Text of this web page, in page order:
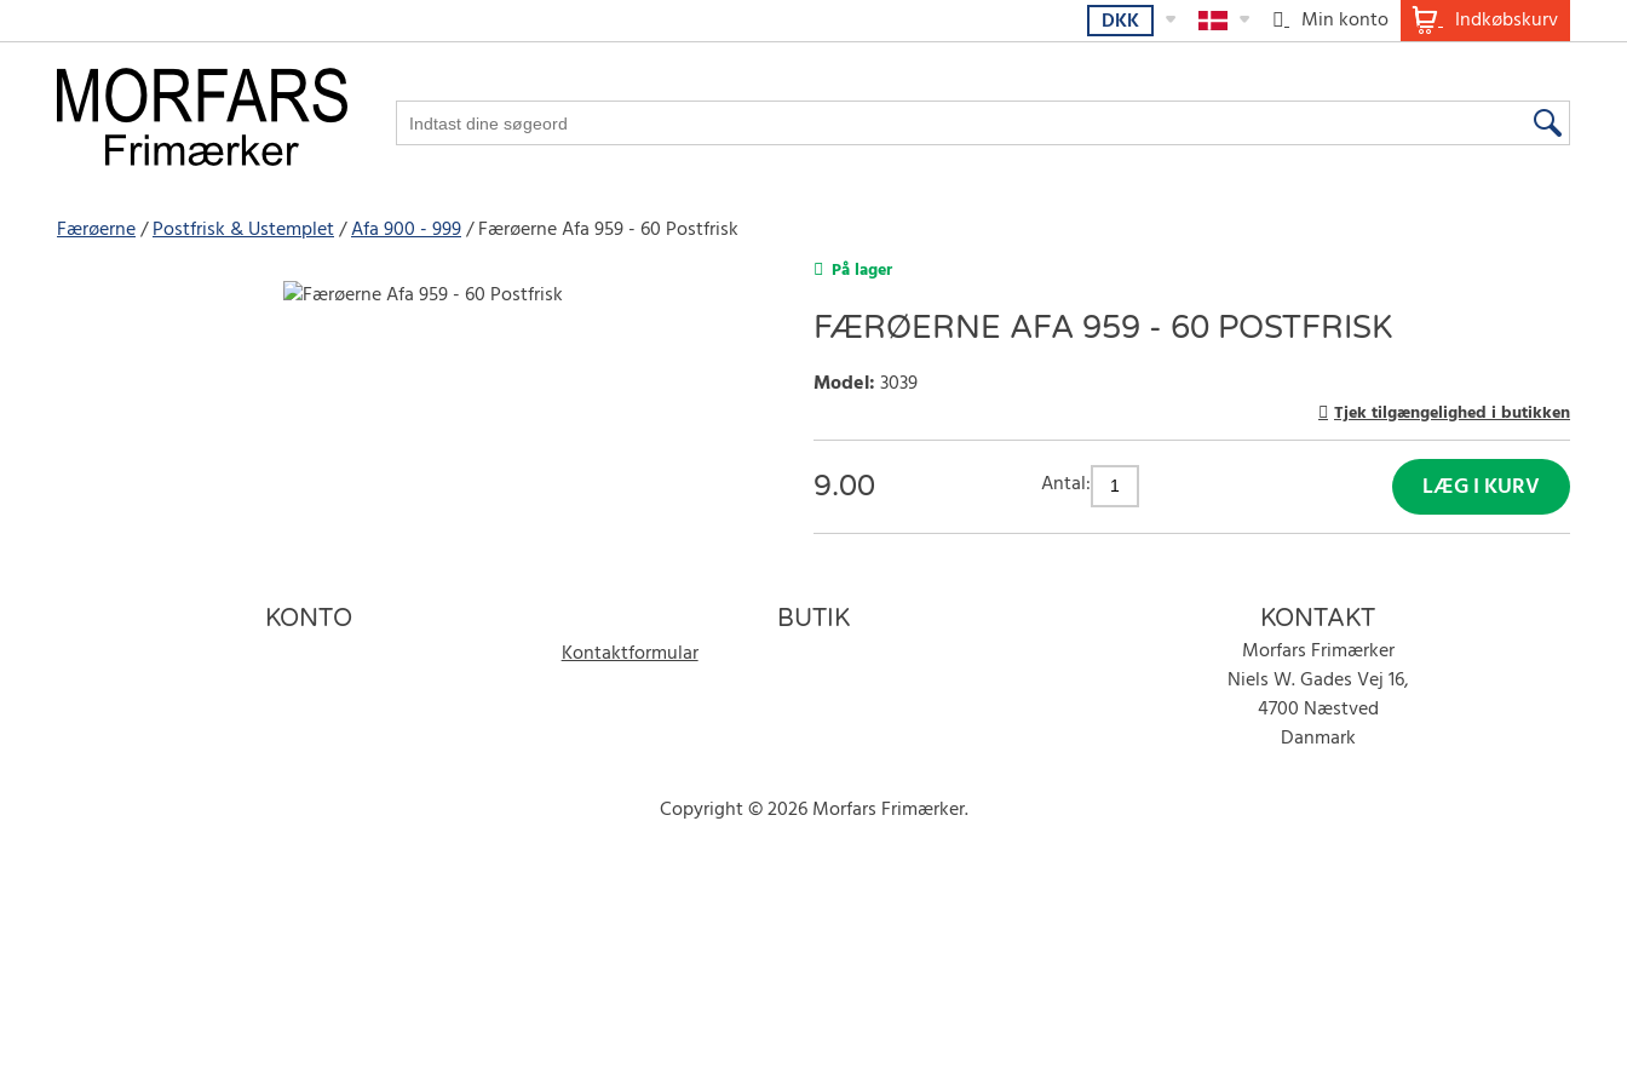
Indkøbskurv
Min konto
DKK
Færøerne Postfrisk & Ustemplet Afa 900 - 999 Færøerne Afa 959 - 60 Postfrisk
På lager
FÆRØERNE AFA 959 - 60 POSTFRISK
Model:3039
Tjek tilgængelighed i butikken
9.00 Antal: LÆG I KURV
KONTO BUTIK
Kontaktformular
KONTAKT
Morfars Frimærker
Niels W. Gades Vej 16,
4700 Næstved
Danmark
Copyright © 2026 Morfars Frimærker.